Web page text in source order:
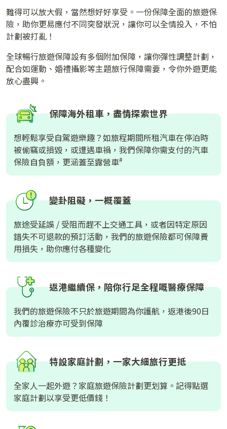
難得可以放大假，當然想好好享受。一份保障全面的旅遊保
險，助你更易應付不同突發狀況，讓你可以全情投入，不怕
計劃被打亂！
全球暢行旅遊保障設有多個附加保障，讓你彈性調整計劃，
配合如運動、婚禮攝影等主題旅行保障需要，令你外遊更能
放心盡興。
保障海外租車，盡情探索世界
想輕鬆享受自駕遊樂趣？如旅程期間所租汽車在停泊時
被偷竊或損毀，或遭遇車禍，我們保障你需支付的汽車
保險自負額，更涵蓋至露營車#
變卦阻礙，一概覆蓋
旅途受延誤 / 受阻而趕不上交通工具，或者因特定原因
錯失不可退款的預訂活動，我們的旅遊保險都可保障費
用損失，助你應付各種變化
返港繼續保，陪你行足全程嘅醫療保障
我們的旅遊保險不只於旅遊期間為你護航，返港後90日
內覆診治療亦可受到保障
特設家庭計劃，一家大細旅行更抵
全家人一起外遊？家庭旅遊保險計劃更划算。記得點選
家庭計劃以享受更低價錢！